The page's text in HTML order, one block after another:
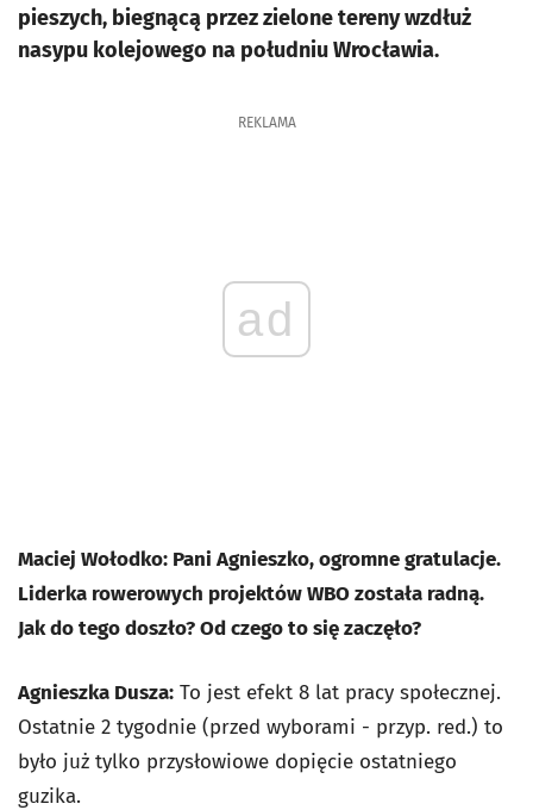
pieszych, biegnącą przez zielone tereny wzdłuż
nasypu kolejowego na południu Wrocławia.
REKLAMA
ad
Maciej Wołodko: Pani Agnieszko, ogromne gratulacje.
Liderka rowerowych projektów WBO została radną.
Jak do tego doszło? Od czego to się zaczęło?
Agnieszka Dusza: To jest efekt 8 lat pracy społecznej.
Ostatnie 2 tygodnie (przed wyborami - przyp. red.) to
było już tylko przysłowiowe dopięcie ostatniego
guzika.